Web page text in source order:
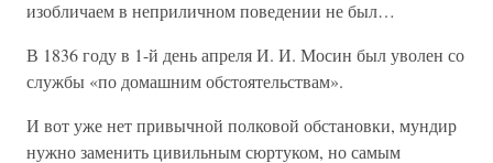
изобличаем в неприличном поведении не был…
В 1836 году в 1-й день апреля И. И. Мосин был уволен со
службы «по домашним обстоятельствам».
И вот уже нет привычной полковой обстановки, мундир
нужно заменить цивильным сюртуком, но самым